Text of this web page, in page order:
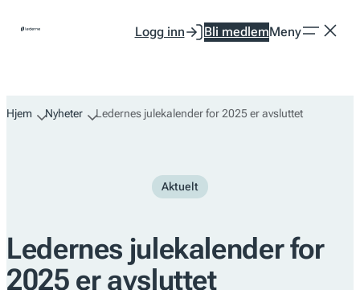
Logg inn Bli medlemMeny
Hjem Nyheter Ledernes julekalender for 2025 er avsluttet
Aktuelt
Ledernes julekalender for
2025 er avsluttet